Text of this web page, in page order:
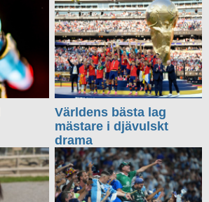
Världens bästa lag
mästare i djävulskt
drama